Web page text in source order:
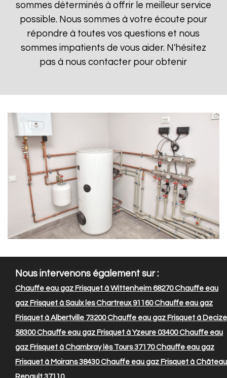
sommes déterminés à offrir le meilleur service
possible. Nous sommes à votre écoute pour
répondre à toutes vos questions et nous
sommes impatients de vous aider. N'hésitez
pas à nous contacter pour obtenir
Nous intervenons également sur :
Chauffe eau gaz Frisquet à Wittenheim 68270Chauffe eau
gaz Frisquet à Saulx les Chartreux 91160Chauffe eau gaz
Frisquet à Albertville 73200Chauffe eau gaz Frisquet à Decize
58300Chauffe eau gaz Frisquet à Yzeure 03400Chauffe eau
gaz Frisquet à Chambray lès Tours 37170Chauffe eau gaz
Frisquet à Moirans 38430Chauffe eau gaz Frisquet à Château